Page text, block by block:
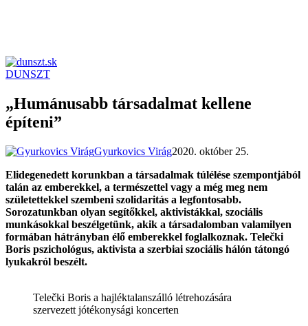
DUNSZT
„Humánusabb társadalmat kellene
építeni”
Gyurkovics Virág2020. október 25.
Elidegenedett korunkban a társadalmak túlélése szempontjából
talán az emberekkel, a természettel vagy a még meg nem
születettekkel szembeni szolidaritás a legfontosabb.
Sorozatunkban olyan segítőkkel, aktivistákkal, szociális
munkásokkal beszélgetünk, akik a társadalomban valamilyen
formában hátrányban élő emberekkel foglalkoznak. Telečki
Boris pszichológus, aktivista a szerbiai szociális hálón tátongó
lyukakról beszélt.
Telečki Boris a hajléktalanszálló létrehozására
szervezett jótékonysági koncerten